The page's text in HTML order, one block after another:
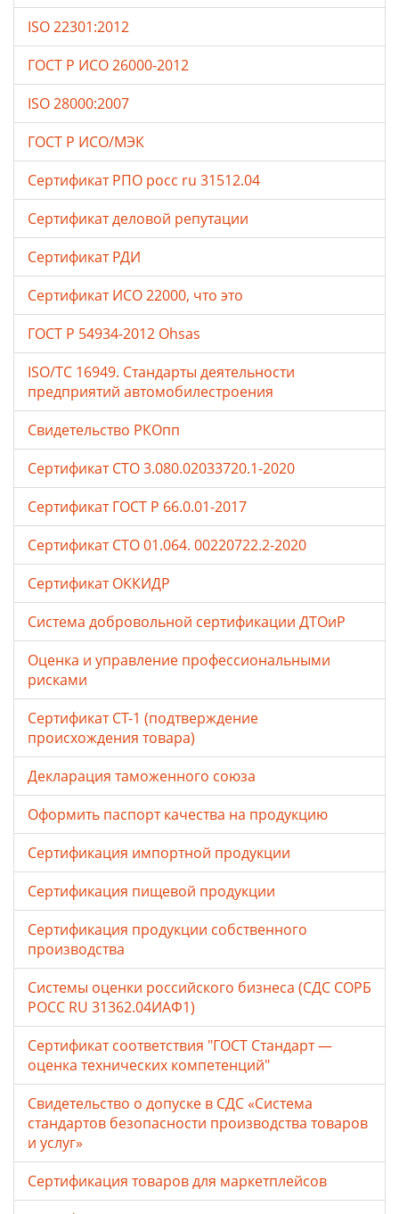
ISO 22301:2012
ГОСТ Р ИСО 26000-2012
ISO 28000:2007
ГОСТ Р ИСО/МЭК
Сертификат РПО росс ru 31512.04
Сертификат деловой репутации
Сертификат РДИ
Сертификат ИСО 22000, что это
ГОСТ Р 54934-2012 Ohsas
ISO/TC 16949. Стандарты деятельности
предприятий автомобилестроения
Свидетельство РКОпп
Сертификат СТО 3.080.02033720.1-2020
Сертификат ГОСТ Р 66.0.01-2017
Сертификат СТО 01.064. 00220722.2-2020
Сертификат ОККИДР
Система добровольной сертификации ДТОиР
Оценка и управление профессиональными
рисками
Сертификат СТ-1 (подтверждение
происхождения товара)
Декларация таможенного союза
Оформить паспорт качества на продукцию
Сертификация импортной продукции
Сертификация пищевой продукции
Сертификация продукции собственного
производства
Системы оценки российского бизнеса (СДС СОРБ
РОСС RU 31362.04ИАФ1)
Сертификат соответствия "ГОСТ Стандарт —
оценка технических компетенций"
Свидетельство о допуске в СДС «Система
стандартов безопасности производства товаров
и услуг»
Сертификация товаров для маркетплейсов